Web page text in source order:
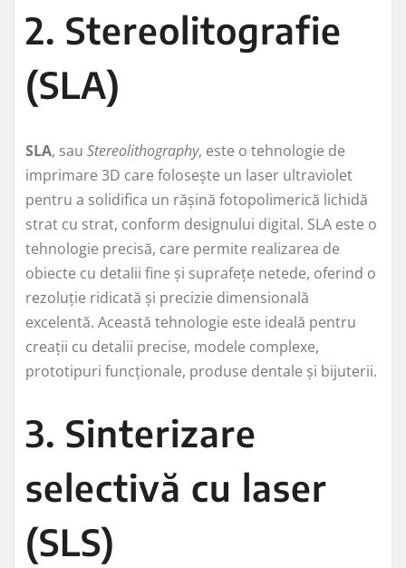
2. Stereolitografie
(SLA)
SLA, sau Stereolithography, este o tehnologie de
imprimare 3D care folosește un laser ultraviolet
pentru a solidifica un rășină fotopolimerică lichidă
strat cu strat, conform designului digital. SLA este o
tehnologie precisă, care permite realizarea de
obiecte cu detalii fine și suprafețe netede, oferind o
rezoluție ridicată și precizie dimensională
excelentă. Această tehnologie este ideală pentru
creații cu detalii precise, modele complexe,
prototipuri funcționale, produse dentale și bijuterii.
3. Sinterizare
selectivă cu laser
(SLS)